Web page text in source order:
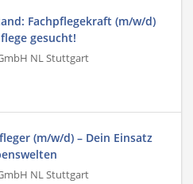
Fachpflegekraft (m/w/d)
gesucht!
NL Stuttgart
(m/w/d) – Dein Einsatz
NL Stuttgart